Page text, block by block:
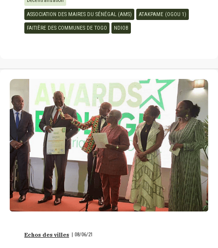
ASSOCIATION DES MAIRES DU SÉNÉGAL (AMS) ATAKPAME (OGOU 1)
FAITIÈRE DES COMMUNES DE TOGO NDIOB
Echos des villes | 08/06/21